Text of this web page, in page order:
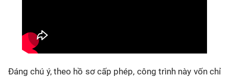
Đáng chú ý, theo hồ sơ cấp phép, công trình này vốn chỉ